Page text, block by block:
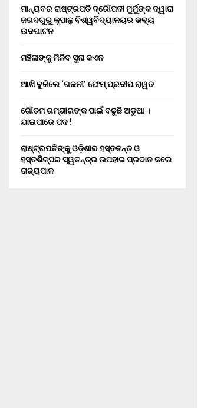
ମାନ୍ୟବର ରାଷ୍ଟ୍ରପତି ଦ୍ରୌପଦୀ ମୁର୍ମୁଙ୍କ ଦ୍ୱାରା
ଜଗଦଗୁରୁ କୃପାଳୁ ବିଶ୍ୱବିଦ୍ୟାଳୟର ଭବ୍ୟ
ଉଦଘାଟନ
ମହିଳାଙ୍କୁ ମିଳିବ ସୁନା କଏନ
ଆଖି ବୁଜିଲେ ‘ଗଜନୀ’ ଫେମ୍ ପ୍ରଦୀପ ରାୱତ
ଗୌତମ ଗମ୍ଭୀରଙ୍କ ପାଇଁ ବଢୁଛି ଅଡୁଆ ।
ଯାଇପାରେ ପଦ !
ରାଷ୍ଟ୍ରପତିଙ୍କୁ ଓଡ଼ିଶାର ହସ୍ତତନ୍ତ ଓ
ହସ୍ତଶିଳ୍ପର ସ୍ୱତନ୍ତ୍ର ଉପହାର ପ୍ରଦାନ କଲେ
ରାଜ୍ୟପାଳ